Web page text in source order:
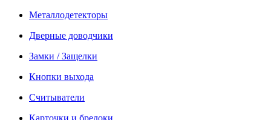
Металлодетекторы
Дверные доводчики
Замки / Защелки
Кнопки выхода
Считыватели
Карточки и брелоки